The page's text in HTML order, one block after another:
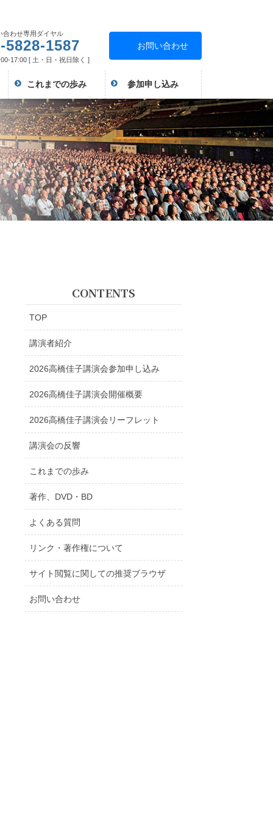
合わせ専用ダイヤル
5828-1587
17:00 [ 土・日・祝日除く ]
お問い合わせ
これまでの歩み 参加申し込み
CONTENTS
TOP
講演者紹介
2026高橋佳子講演会参加申し込み
2026高橋佳子講演会開催概要
2026高橋佳子講演会リーフレット
講演会の反響
これまでの歩み
著作、DVD・BD
よくある質問
リンク・著作権について
サイト閲覧に関しての推奨ブラウザ
お問い合わせ